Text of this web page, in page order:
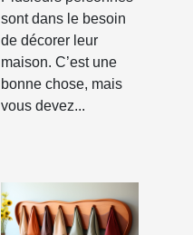
d’une maison
?
sont dans le besoin
de décorer leur
maison. C’est une
bonne chose, mais
vous devez...